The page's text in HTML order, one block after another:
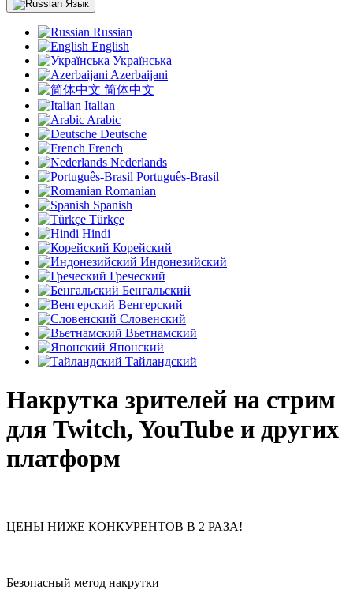
Язык
Russian
English
Українська
Azerbaijani
简体中文
Italian
Arabic
Deutsche
French
Nederlands
Português-Brasil
Romanian
Spanish
Türkçe
Hindi
Корейский
Индонезийский
Греческий
Бенгальский
Венгерский
Словенский
Вьетнамский
Японский
Тайландский
Накрутка зрителей на стрим
для Twitch, YouTube и других
платформ
ЦЕНЫ НИЖЕ КОНКУРЕНТОВ В 2 РАЗА!
Безопасный метод накрутки